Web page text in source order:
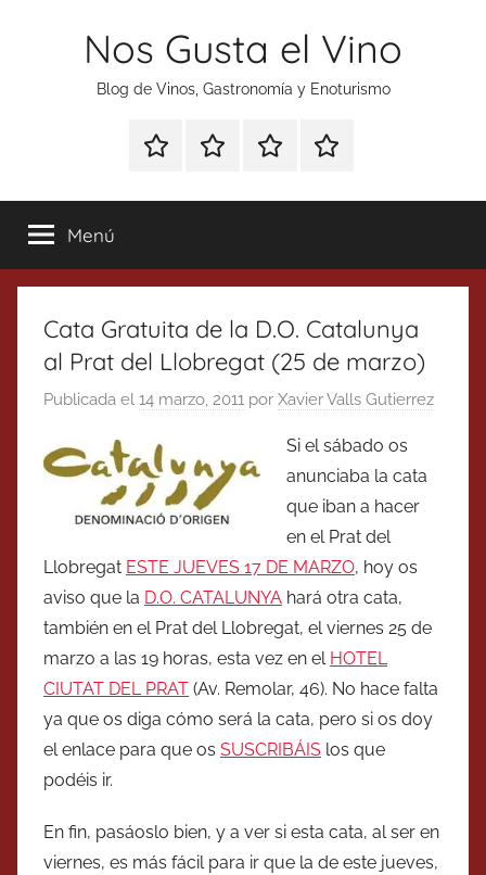
Nos Gusta el Vino
Blog de Vinos, Gastronomía y Enoturismo
Especial
Tonics
Enoturismo
Gastronomía
RankingContacto
Menú
Cata Gratuita de la D.O. Catalunya
al Prat del Llobregat (25 de marzo)
Publicada el 14 marzo, 2011 por Xavier Valls Gutierrez
Si el sábado os
anunciaba la cata
que iban a hacer
en el Prat del
Llobregat ESTE JUEVES 17 DE MARZO, hoy os
aviso que la D.O. CATALUNYA hará otra cata,
también en el Prat del Llobregat, el viernes 25 de
marzo a las 19 horas, esta vez en el HOTEL
CIUTAT DEL PRAT (Av. Remolar, 46). No hace falta
ya que os diga cómo será la cata, pero si os doy
el enlace para que os SUSCRIBÁIS los que
podéis ir.
En fin, pasáoslo bien, y a ver si esta cata, al ser en
viernes, es más fácil para ir que la de este jueves,